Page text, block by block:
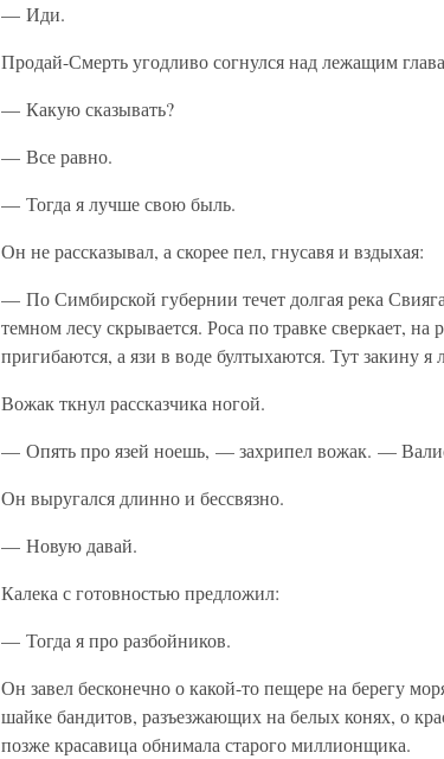
— Иди.
Продай-Смерть угодливо согнулся над лежащим
— Какую сказывать?
— Все равно.
— Тогда я лучше свою быль.
Он не рассказывал, а скорее пел, гнусавя и вздыхая:
— По Симбирской губернии течет долгая река
темном лесу скрывается. Роса по травке сверкает,
пригибаются, а язи в воде бултыхаются. Тут закину
Вожак ткнул рассказчика ногой.
— Опять про язей ноешь, — захрипел вожак. —
Он выругался длинно и бессвязно.
— Новую давай.
Калека с готовностью предложил:
— Тогда я про разбойников.
Он завел бесконечно о какой-то пещере на берегу
шайке бандитов, разъезжающих на белых конях, о
позже красавица обнимала старого миллионщика.